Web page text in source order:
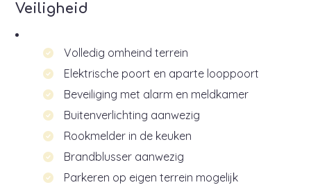
Veiligheid
Volledig omheind terrein
Elektrische poort en aparte looppoort
Beveiliging met alarm en meldkamer
Buitenverlichting aanwezig
Rookmelder in de keuken
Brandblusser aanwezig
Parkeren op eigen terrein mogelijk